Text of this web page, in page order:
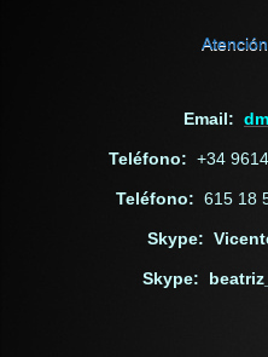
Email:
Teléfono: +34
Teléfono: 615 18
Skype:
Skype: